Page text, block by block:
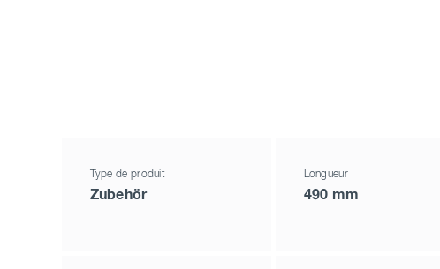
Type de produit
Zubehör
Longueur
490 mm